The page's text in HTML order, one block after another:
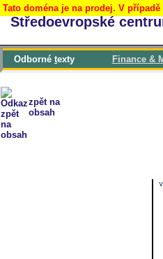
Tato doména je na prodej. V
Středoevropské
Odborné texty Finance &
zpět na
obsah